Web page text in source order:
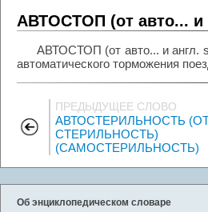
АВТОСТОП (от авто... и
АВТОСТОП (от авто... и англ.
автоматического торможения
ПРЕДЫДУЩЕЕ СЛОВО
АВТОСТЕРИЛЬНОСТЬ
СТЕРИЛЬНОСТЬ)
(САМОСТЕРИЛЬНОСТЬ)
Об энциклопедическом словаре